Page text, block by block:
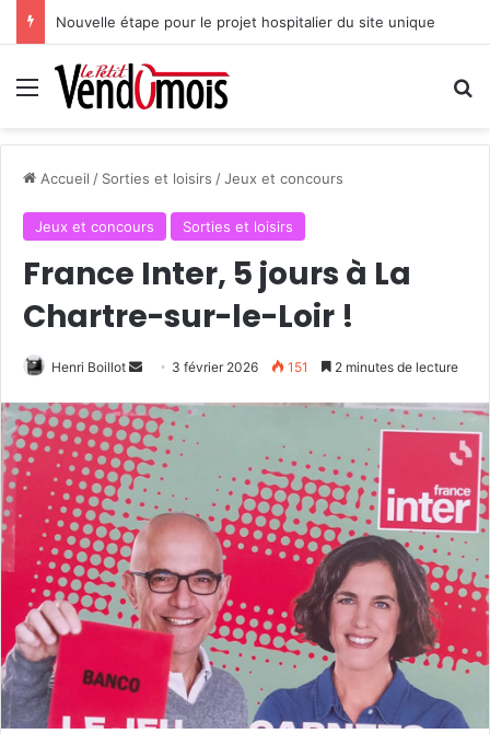
Nouvelle étape pour le projet hospitalier du site unique
Menu
Accueil / Sorties et loisirs /Jeux et concours
Jeux et concours Sorties et loisirs
France Inter, 5 jours à La
Chartre-sur-le-Loir !
Henri Boillot
v
o
y
e
r
u
n
c
o
3 février 2026 151 2 minutes de lecture